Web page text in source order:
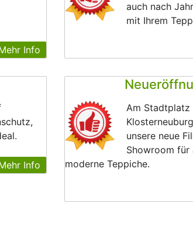
Info
Info
auch nach
mit Ihrem
Am Stadtplatz
unsere neue
Showroom für
moderne Teppiche.